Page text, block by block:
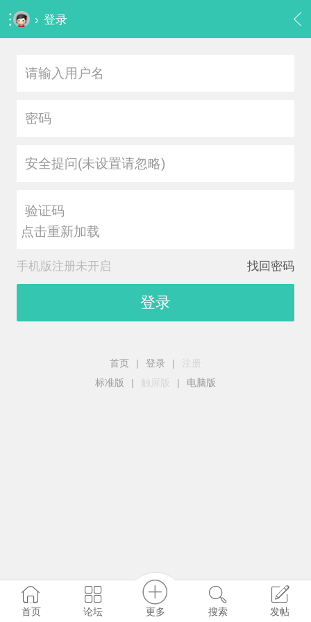
› 登录
安全提问(未设置请忽略)
点击重新加载
手机版注册未开启 找回密码
登录
首页 | 登录 |
标准版
| 触屏版 | 电脑版
首页 论坛 更多 搜索 发帖